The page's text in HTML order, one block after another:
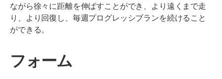
ながら徐々に距離を伸ばすことができ、より遠くまで走
り、より回復し、毎週プログレッシブランを続けること
ができる。
フォーム